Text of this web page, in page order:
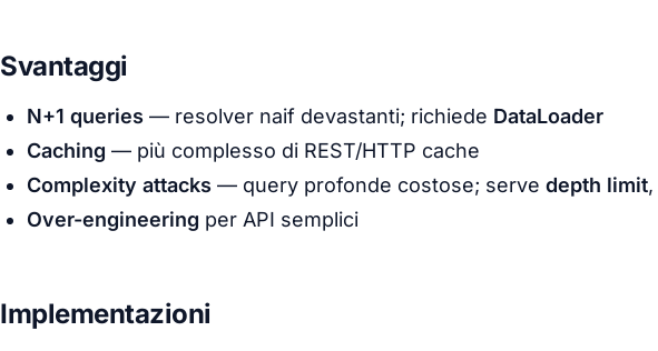
Svantaggi
N+1 queries — resolver naif devastanti; richiede DataLoader
Caching — più complesso di REST/HTTP cache
Complexity attacks — query profonde costose; serve depth limit,
Over-engineering per API semplici
Implementazioni